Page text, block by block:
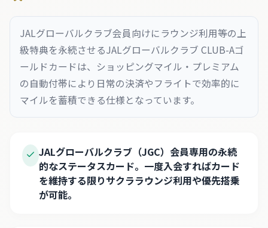
JALグローバルクラブ会員向けにラウンジ利用等の上
級特典を永続させるJALグローバルクラブ CLUB-Aゴ
ールドカードは、ショッピングマイル・プレミアム
の自動付帯により日常の決済やフライトで効率的に
マイルを蓄積できる仕様となっています。
JALグローバルクラブ（JGC）会員専用の永続
的なステータスカード。一度入会すればカード
を維持する限りサクララウンジ利用や優先搭乗
が可能。